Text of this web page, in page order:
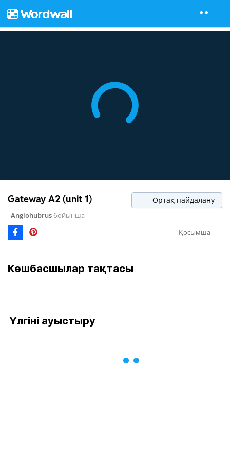
Gateway A2 (unit 1) Ортақ пайдалану
Anglohubrusбойынша
Қосымша
Көшбасшылар тақтасы
Үлгіні ауыстыру